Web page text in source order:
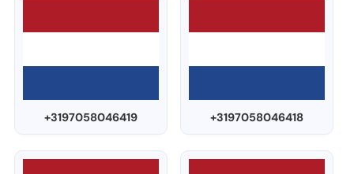
+3197058046419 +3197058046418